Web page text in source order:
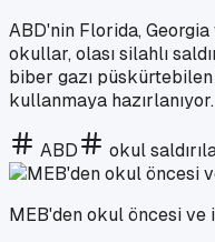
ABD'nin Florida,
okullar, olası silahlı
biber gazı püskürtebilen
kullanmaya hazırlanıyor.
ABD okul
MEB'den okul öncesi